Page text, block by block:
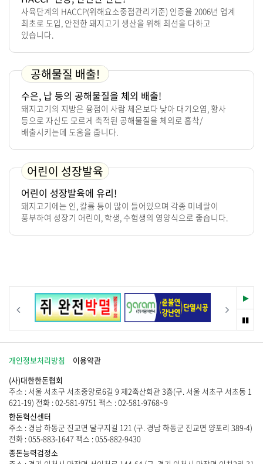
사육단계의 HACCP(위해요소중점관리기준) 인증을 2006년 업계
최초로 도입, 안전한 돼지고기 생산을 위해 최선을 다하고
있습니다.
공해물질 배출!
수은, 납 등의 공해물질을 체외 배출!
돼지고기의 지방은 융점이 사람 체온보다 낮아 대기오염, 황사
등으로 자신도 모르게 축적된 공해물질을 체외로 흡착/
배출시키는데 도움을 줍니다.
어린이 성장발육
어린이 성장발육에 유리!
돼지고기에는 인, 칼륨 등이 많이 들어있으며 각종 미네랄이
풍부하여 성장기 어린이, 학생, 수험생의 영양식으로 좋습니다.
재
생
멈
춤
개인정보처리방침
이용약관
(사)대한한돈협회
주소 : 서울 서초구 서초중앙로6길 9 제2축산회관 3층(구. 서울 서초구 서초동 1
621-19) 전화 : 02-581-9751 팩스 : 02-581-9768~9
한돈혁신센터
주소 : 경남 하동군 진교면 달구지길 121 (구. 경남 하동군 진교면 양포리 389-4)
전화 : 055-883-1647 팩스 : 055-882-9430
종돈능력검정소